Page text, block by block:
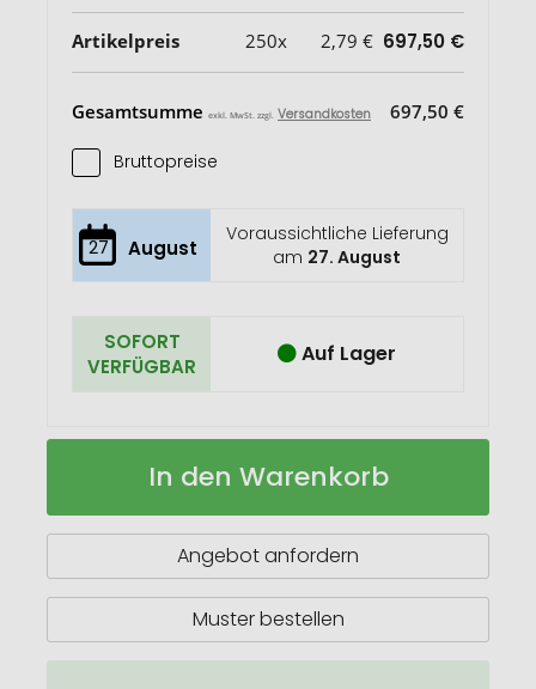
Artikelpreis 250x 2,79 € 697,50 €
Gesamtsumme exkl. MwSt. zzgl. Versandkosten 697,50 €
Bruttopreise
27 August
Voraussichtliche Lieferung
am 27. August
SOFORT
VERFÜGBAR
Auf Lager
Wachstums-
Auf
In den Warenkorb
Angebot anfordern
Muster bestellen